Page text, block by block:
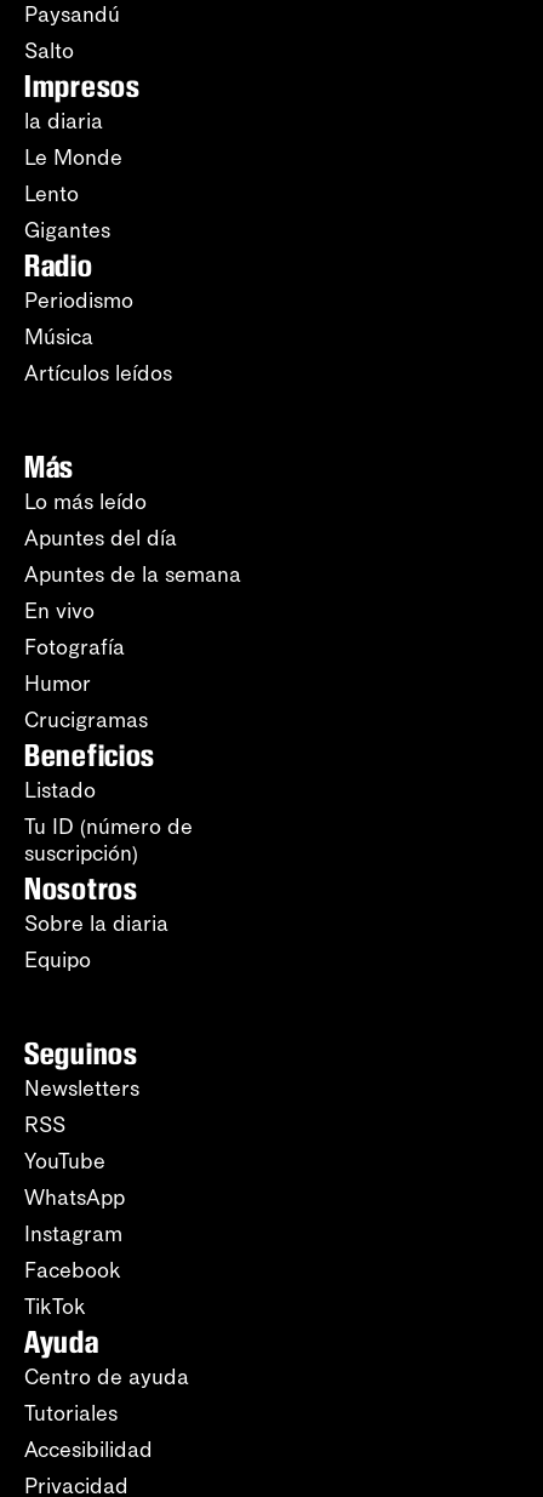
Paysandú
Salto
Impresos
la diaria
Le Monde
Lento
Gigantes
Radio
Periodismo
Música
Artículos leídos
Más
Lo más leído
Apuntes del día
Apuntes de la semana
En vivo
Fotografía
Humor
Crucigramas
Beneficios
Listado
Tu ID (número de
suscripción)
Nosotros
Sobre la diaria
Equipo
Seguinos
Newsletters
RSS
YouTube
WhatsApp
Instagram
Facebook
TikTok
Ayuda
Centro de ayuda
Tutoriales
Accesibilidad
Privacidad